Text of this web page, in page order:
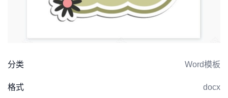
分类 Word模板
格式 docx